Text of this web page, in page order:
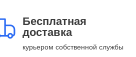
Бесплатная
доставка
курьером собственной службы